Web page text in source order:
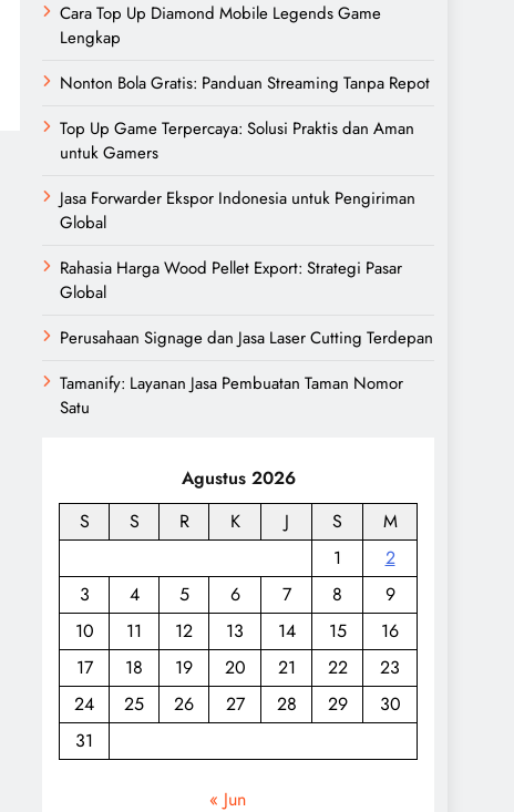
Cara Top Up Diamond Mobile Legends Game
Lengkap
Nonton Bola Gratis: Panduan Streaming Tanpa Repot
Top Up Game Terpercaya: Solusi Praktis dan Aman
untuk Gamers
Jasa Forwarder Ekspor Indonesia untuk Pengiriman
Global
Rahasia Harga Wood Pellet Export: Strategi Pasar
Global
Perusahaan Signage dan Jasa Laser Cutting Terdepan
Tamanify: Layanan Jasa Pembuatan Taman Nomor
Satu
Agustus 2026
S
S R K J S
M
1
2
3
4 5 6 7 8
9
10
11 12 13 14 15
16
17
18 19 20 21 22
23
24
25 26 27 28 29
30
31
« Jun